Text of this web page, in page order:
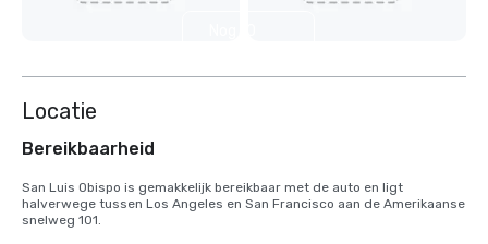
Locatie
Bereikbaarheid
San Luis Obispo is gemakkelijk bereikbaar met de auto en ligt
halverwege tussen Los Angeles en San Francisco aan de Amerikaanse
snelweg 101.